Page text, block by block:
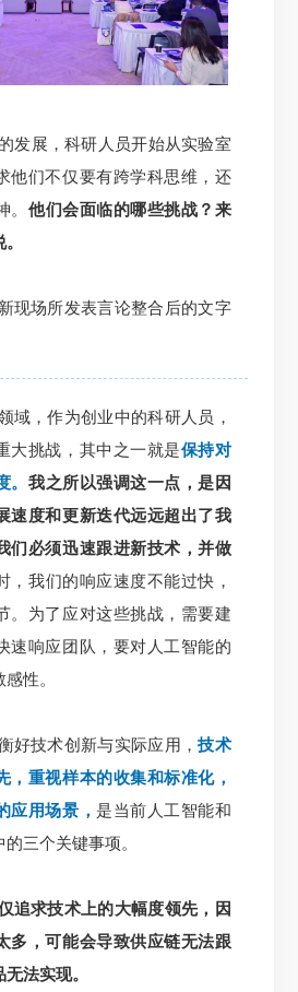
展，科研人员开始从实验室
他们不仅要有跨学科思维，还
。 他们会面临的哪些挑战？来
场所发表言论整合后的文字
，作为创业中的科研人员，
大挑战，其中之一就是保持对
。 我之所以强调这一点，是因
速度和更新迭代远远超出了我
们必须迅速跟进新技术，并做
，我们的响应速度不能过快，
。为了应对这些挑战，需要建
速响应团队，要对人工智能的
性。
技术创新与实际应用，技术
，重视样本的收集和标准化，
应用场景， 是当前人工智能和
三个关键事项。
求技术上的大幅度领先，因
多，可能会导致供应链无法跟
无法实现。